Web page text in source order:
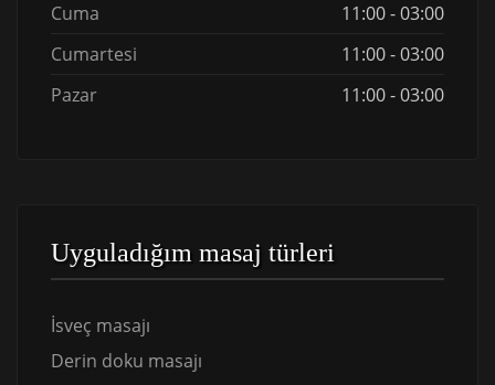
Cuma
11:00 - 03:00
Cumartesi
11:00 - 03:00
Pazar
11:00 - 03:00
Uyguladığım masaj türleri
İsveç masajı
Derin doku masajı